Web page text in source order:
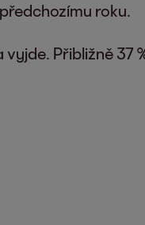
roku.
Přibližně 37